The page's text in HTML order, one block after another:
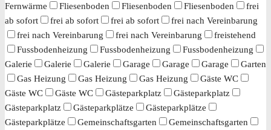
Fernwärme
Fliesenboden Fliesenboden Fliesenboden
frei
ab sofort
frei ab sofort frei ab sofort
frei nach Vereinbarung
frei nach Vereinbarung
frei nach Vereinbarung
freistehend
Fussbodenheizung
Fussbodenheizung
Fussbodenheizung
Galerie
Galerie Galerie Garage Garage Garage
Garten
Gas Heizung
Gas Heizung Gas Heizung
Gäste WC
Gäste WC
Gäste WC Gästeparkplatz
Gästeparkplatz
Gästeparkplatz
Gästeparkplätze
Gästeparkplätze
Gästeparkplätze
Gemeinschaftsgarten
Gemeinschaftsgarten